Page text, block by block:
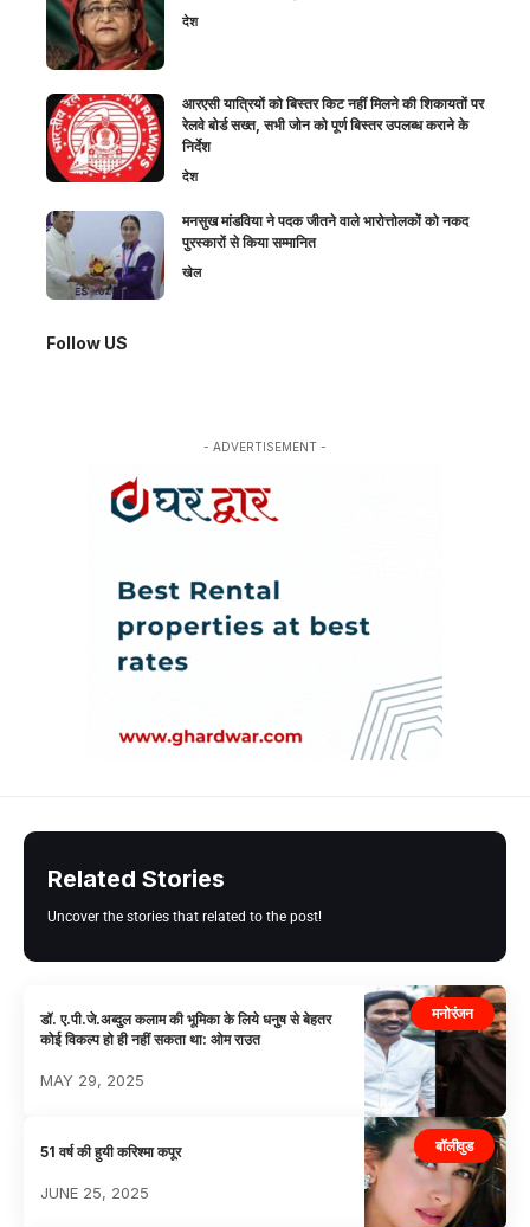
देश
आरएसी यात्रियों को बिस्तर किट नहीं मिलने की शिकायतों पर
रेलवे बोर्ड सख्त, सभी जोन को पूर्ण बिस्तर उपलब्ध कराने के
निर्देश
देश
मनसुख मांडविया ने पदक जीतने वाले भारोत्तोलकों को नकद
पुरस्कारों से किया सम्मानित
खेल
Follow US
- ADVERTISEMENT -
Related Stories
Uncover the stories that related to the post!
मनोरंजन
डॉ. ए.पी.जे.अब्दुल कलाम की भूमिका के लिये धनुष से बेहतर
कोई विकल्प हो ही नहीं सकता था: ओम राउत
MAY 29, 2025
बॉलीवुड
51 वर्ष की हुयी करिश्मा कपूर
JUNE 25, 2025